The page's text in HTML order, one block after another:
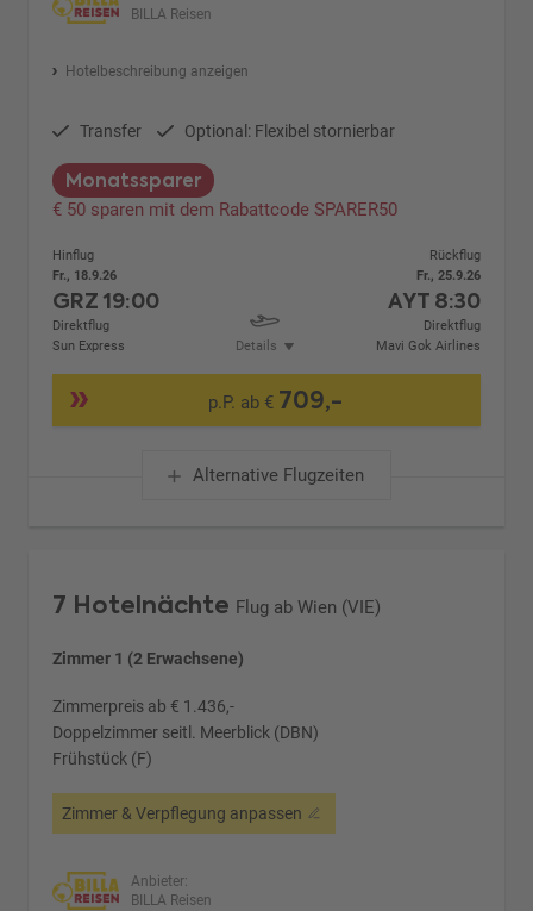
BILLA Reisen
Hotelbeschreibung anzeigen
Transfer Optional: Flexibel stornierbar
Monatssparer
€ 50 sparen mit dem Rabattcode SPARER50
Hinflug
Fr., 18.9.26
GRZ19:00
Direktflug
Sun Express
Details
Rückflug
Fr., 25.9.26
AYT 8:30
Direktflug
Mavi Gok Airlines
p.P. ab € 709,-
Alternative Flugzeiten
7 Hotelnächte Flug ab Wien (VIE)
Zimmer 1 (2 Erwachsene)
Zimmerpreis ab € 1.436,-
Doppelzimmer seitl. Meerblick (DBN)
Frühstück (F)
Zimmer & Verpflegung anpassen
Anbieter:
BILLA Reisen